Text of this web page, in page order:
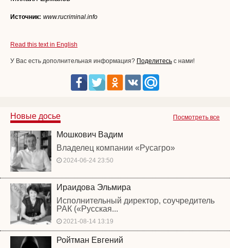
Источник: www.rucriminal.info
Read this text in English
У Вас есть дополнительная информация? Поделитесь с нами!
Посмотреть все
Новые досье
Мошкович Вадим
Владелец компании «Русагро»
2024-06-24 23:50
Ираидова Эльмира
Исполнительный директор, соучредитель
РАК («Русская...
2021-08-14 13:19
Ройтман Евгений